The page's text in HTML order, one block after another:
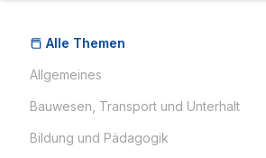
Alle Themen
Allgemeines
Bauwesen, Transport und Unterhalt
Bildung und Pädagogik